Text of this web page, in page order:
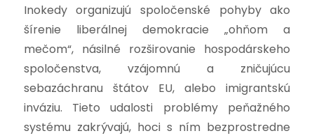
Inokedy organizujú spoločenské pohyby ako
šírenie liberálnej demokracie „ohňom a
mečom“, násilné rozširovanie hospodárskeho
spoločenstva, vzájomnú a zničujúcu
sebazáchranu štátov EU, alebo imigrantskú
inváziu. Tieto udalosti problémy peňažného
systému zakrývajú, hoci s ním bezprostredne